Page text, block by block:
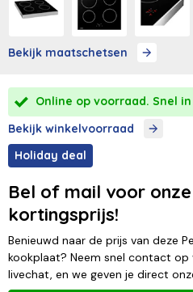
Bekijk maatschetsen
Online op voorraad. Snel in
Bekijk winkelvoorraad
Holiday deal
Bel of mail voor
kortingsprijs!
Benieuwd naar de prijs van deze
kookplaat? Neem snel contact
livechat, en we geven je direct